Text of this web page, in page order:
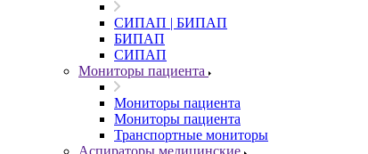
СИПАП | БИПАП
БИПАП
СИПАП
Мониторы пациента
Мониторы пациента
Мониторы пациента
Транспортные мониторы